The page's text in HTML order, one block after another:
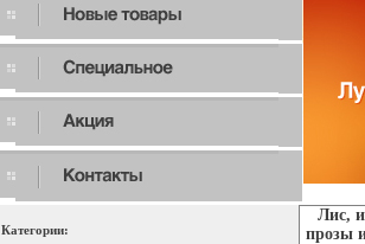
Категории:
Лис,
прозы